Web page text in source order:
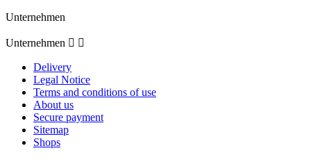
Unternehmen
Unternehmen  
Delivery
Legal Notice
Terms and conditions of use
About us
Secure payment
Sitemap
Shops